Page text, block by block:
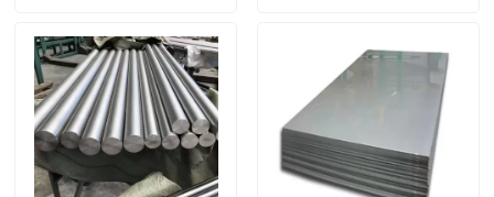
Ongeveer ons
Fabrieksreis